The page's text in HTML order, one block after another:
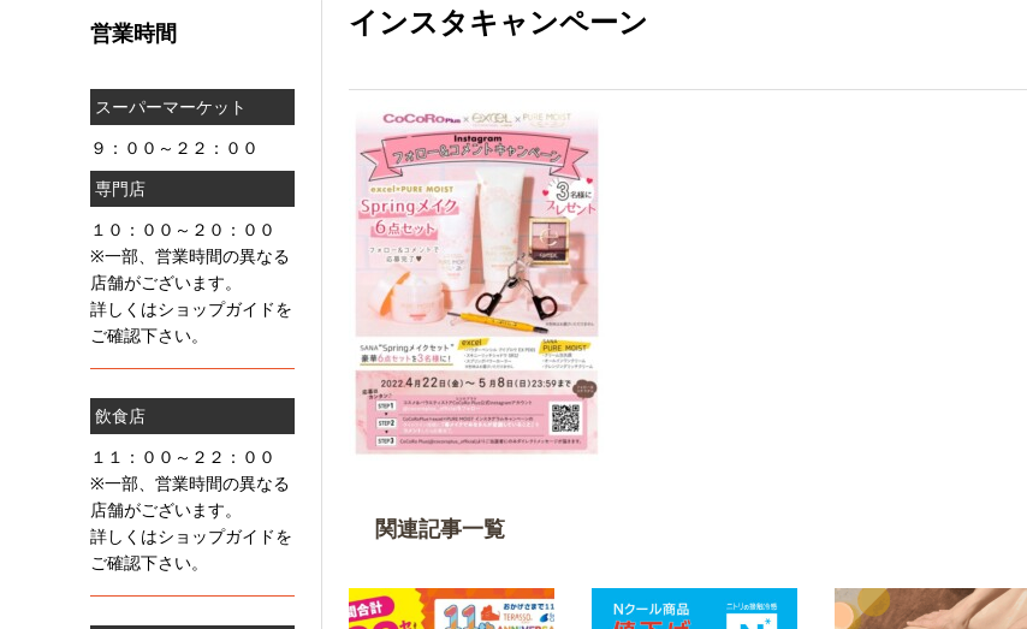
インスタキャンペーン
関連記事一覧
営業時間
スーパーマーケット
９：００～２２：００
専門店
１０：００～２０：００
※一部、営業時間の異なる
店舗がございます。
詳しくはショップガイドを
ご確認下さい。
飲食店
１１：００～２２：００
※一部、営業時間の異なる
店舗がございます。
詳しくはショップガイドを
ご確認下さい。